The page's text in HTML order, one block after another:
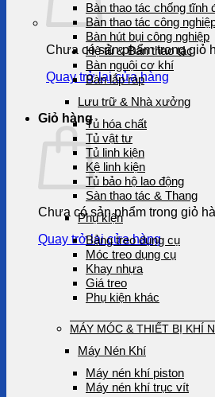
Chưa có sản phẩm trong giỏ
Quay trở lại cửa hàng
Giỏ hàng
Chưa có sản phẩm trong giỏ
Quay trở lại cửa hàng
Bàn thao tác chống tĩnh
Bàn thao tác công
Bàn hút bụi công nghiệp
Hệ tủ & Bàn thao tác
Bàn nguội cơ khí
Bàn lắp ráp
Lưu trữ & Nhà xưởng
Tủ hóa chất
Tủ vật tư
Tủ linh kiện
Kệ linh kiện
Tủ bảo hộ lao động
Sàn thao tác & Thang
Phụ kiện
Bảng treo dụng cụ
Móc treo dụng cụ
Khay nhựa
Giá treo
Phụ kiện khác
MÁY MÓC & THIẾT BỊ KHÍ
Máy Nén Khí
Máy nén khí piston
Máy nén khí trục vít